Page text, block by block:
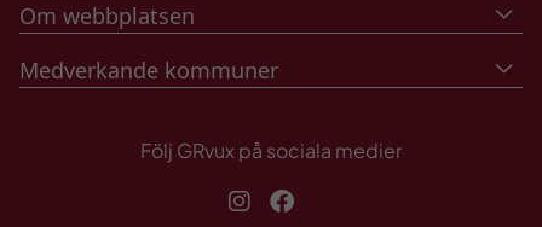
Om webbplatsen
Medverkande kommuner
Följ GRvux på sociala medier
InstagramFacebook